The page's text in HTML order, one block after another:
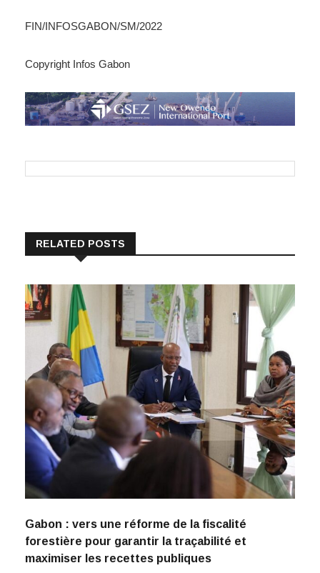
FIN/INFOSGABON/SM/2022
Copyright Infos Gabon
RELATED POSTS
Gabon : vers une réforme de la fiscalité
forestière pour garantir la traçabilité et
maximiser les recettes publiques